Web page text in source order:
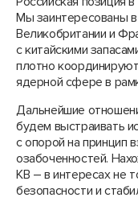
Мы заинтересованы
Великобритании и
с китайскими
плотно
ядерной сфере в
Дальнейшие
будем выстраивать
с опорой на принцип
озабоченностей.
КВ – в интересах не
безопасности и